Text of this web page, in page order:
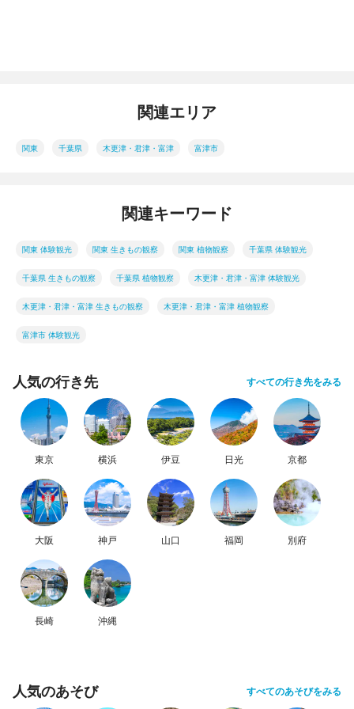
関連エリア
関東 千葉県 木更津・君津・富津 富津市
関連キーワード
関東 体験観光 関東 生きもの観察 関東 植物観察 千葉県 体験観光
千葉県 生きもの観察 千葉県 植物観察 木更津・君津・富津 体験観光
木更津・君津・富津 生きもの観察 木更津・君津・富津 植物観察
富津市 体験観光
人気の行き先 すべての行き先をみる
東京 横浜 伊豆 日光 京都
大阪 神戸 山口 福岡 別府
長崎 沖縄
人気のあそび すべてのあそびをみる